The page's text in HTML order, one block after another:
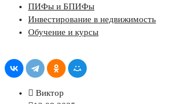
ПИФы и БПИФы
Инвестирование в недвижимость
Обучение и курсы
Виктор